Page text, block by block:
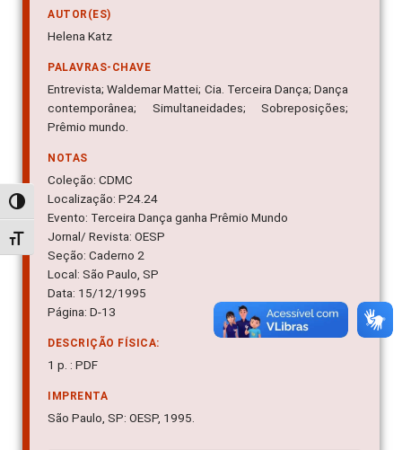
Alternar alto contraste
Alternar tamanho da fonte
AUTOR(ES)
Helena Katz
PALAVRAS-CHAVE
Entrevista; Waldemar Mattei; Cia. Terceira Dança; Dança
contemporânea; Simultaneidades; Sobreposições;
Prêmio mundo.
NOTAS
Coleção: CDMC
Localização: P24.24
Evento: Terceira Dança ganha Prêmio Mundo
Jornal/ Revista: OESP
Seção: Caderno 2
Local: São Paulo, SP
Data: 15/12/1995
Página: D-13
DESCRIÇÃO FÍSICA:
1 p. : PDF
IMPRENTA
São Paulo, SP: OESP, 1995.